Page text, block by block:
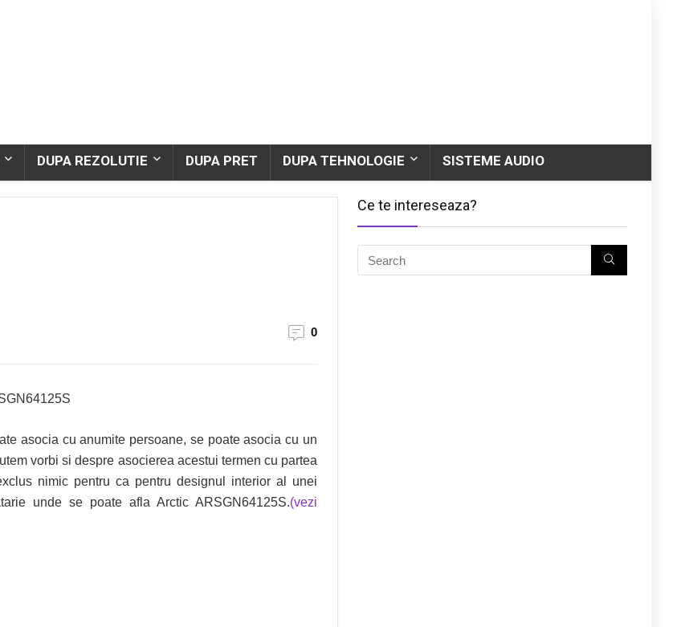
DUPA REZOLUTIE DUPA PRET DUPA TEHNOLOGIE SISTEME AUDIO
0
asocia cu anumite persoane, se poate asocia cu un
vorbi si despre asocierea acestui termen cu partea
nimic pentru ca pentru designul interior al unei
unde se poate afla Arctic ARSGN64125S.(vezi
Ce te intereseaza?